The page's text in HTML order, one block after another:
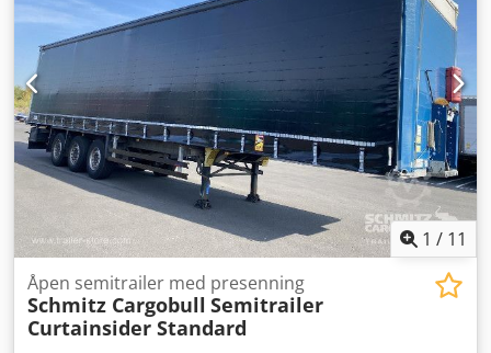
1 / 11
Åpen semitrailer med presenning
Schmitz Cargobull Semitrailer
Curtainsider Standard